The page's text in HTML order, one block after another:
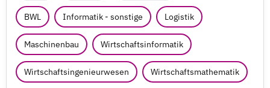
BWL Informatik - sonstige Logistik
Maschinenbau Wirtschaftsinformatik
Wirtschaftsingenieurwesen Wirtschaftsmathematik